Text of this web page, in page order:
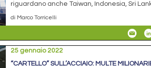
riguardano anche Taiwan, Indonesia, Sri
di Marco Torricelli
25 gennaio 2022
“CARTELLO” SULL’ACCIAIO: MULTE